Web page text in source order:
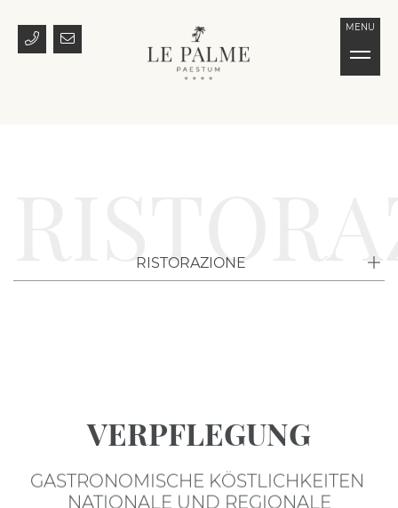
MENU
RISTORAZIONE
VERPFLEGUNG
GASTRONOMISCHE KÖSTLICHKEITEN
NATIONALE UND REGIONALE